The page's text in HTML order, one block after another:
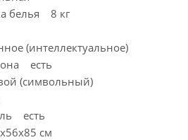
белья 8 кг
(интеллектуальное)
есть
(символьный)
есть
см